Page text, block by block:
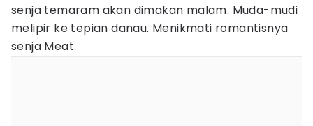
senja temaram akan dimakan malam. Muda-mudi
melipir ke tepian danau. Menikmati romantisnya
senja Meat.